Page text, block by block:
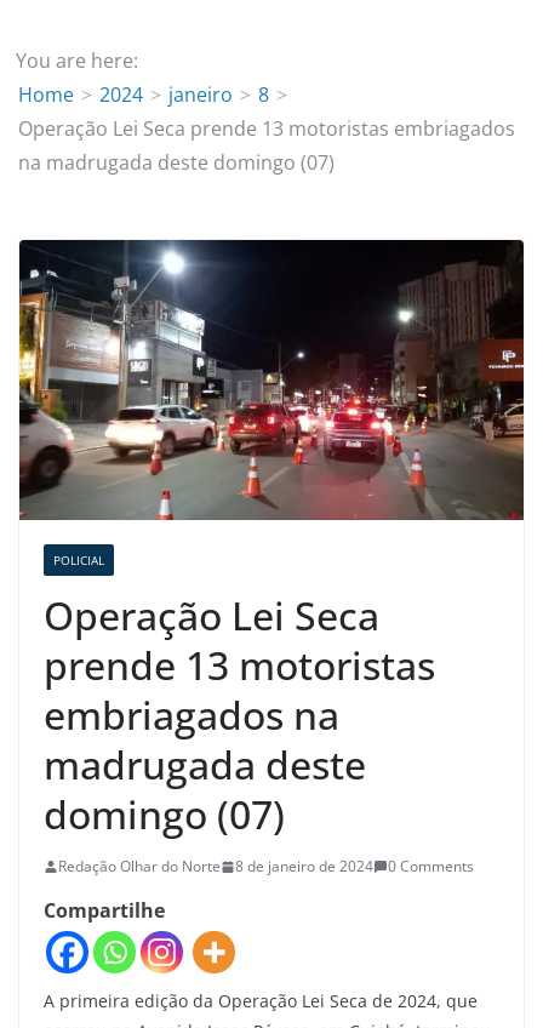
You are here:
Home
2024 janeiro
8
Operação Lei Seca prende 13 motoristas embriagados
na madrugada deste domingo (07)
POLICIAL
Operação Lei Seca
prende 13 motoristas
embriagados na
madrugada deste
domingo (07)
Redação Olhar do Norte 8 de janeiro de 2024 0 Comments
Compartilhe
A primeira edição da Operação Lei Seca de 2024, que